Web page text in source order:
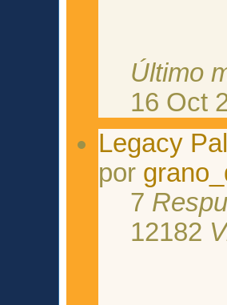
Último
16 Oct
Legacy
por
7
12182